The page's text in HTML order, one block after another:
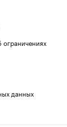
данных